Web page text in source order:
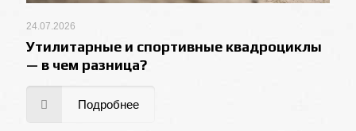
24.07.2026
Утилитарные и спортивные квадроциклы
— в чем разница?
Подробнее